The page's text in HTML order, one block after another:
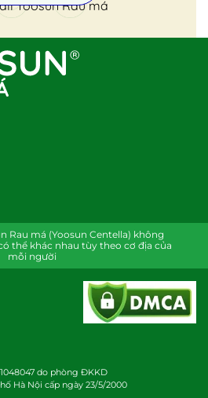
Yoosun Rau má
Rau má (Yoosun Centella) không
thể khác nhau tùy theo cơ địa của
mỗi người
do phòng ĐKKD
Hà Nội cấp ngày 23/5/2000